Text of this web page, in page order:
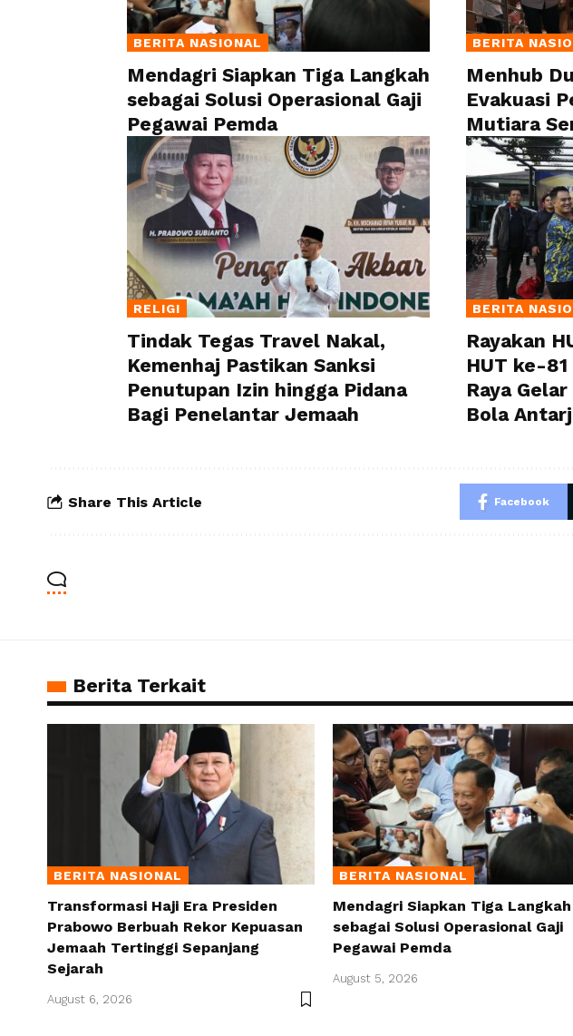
BERITA NASIONAL
Mendagri Siapkan Tiga Langkah
sebagai Solusi Operasional Gaji
Pegawai Pemda
BERITA
Menhub
Evakuasi
Mutiara
RELIGI
Tindak Tegas Travel Nakal,
Kemenhaj Pastikan Sanksi
Penutupan Izin hingga Pidana
Bagi Penelantar Jemaah
BERITA
Rayakan
HUT ke-
Raya
Bola
Share This Article Facebook
Berita Terkait
BERITA NASIONAL
Transformasi Haji Era Presiden
Prabowo Berbuah Rekor Kepuasan
Jemaah Tertinggi Sepanjang
Sejarah
August 6, 2026
BERITA NASIONAL
Mendagri Siapkan Tiga Langkah
sebagai Solusi Operasional Gaji
Pegawai Pemda
August 5, 2026